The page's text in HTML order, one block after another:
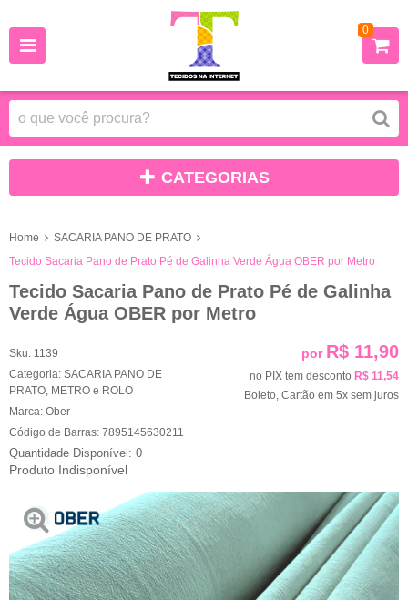
0
CATEGORIAS
Home
SACARIA PANO DE PRATO
Tecido Sacaria Pano de Prato Pé de Galinha Verde Água OBER por Metro
Tecido Sacaria Pano de Prato Pé de Galinha
Verde Água OBER por Metro
Sku: 1139
Categoria: SACARIA PANO DE
PRATO METRO e ROLO
Marca: Ober
Código de Barras: 7895145630211
0
Produto Indisponível
por R$ 11,90
no PIX tem desconto R$ 11,54
Boleto, Cartão em 5x sem juros